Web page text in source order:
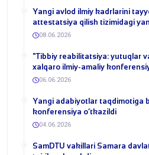
Yangi avlod ilmiy kadrlarini
attestatsiya qilish tizimidagi
08.06.2026
​"Tibbiy reabilitatsiya: yutuqlar
xalqaro ilmiy-amaliy
06.06.2026
​Yangi adabiyotlar taqdimotiga
konferensiya o‘tkazildi
04.06.2026
SamDTU vakillari Samara